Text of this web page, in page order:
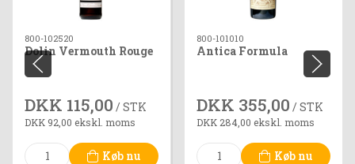
800-102520
Dolin Vermouth Rouge
DKK 115,00 / STK
DKK 92,00 ekskl. moms
Køb nu
800-101010
Antica Formula
DKK 355,00 / STK
DKK 284,00 ekskl. moms
Køb nu